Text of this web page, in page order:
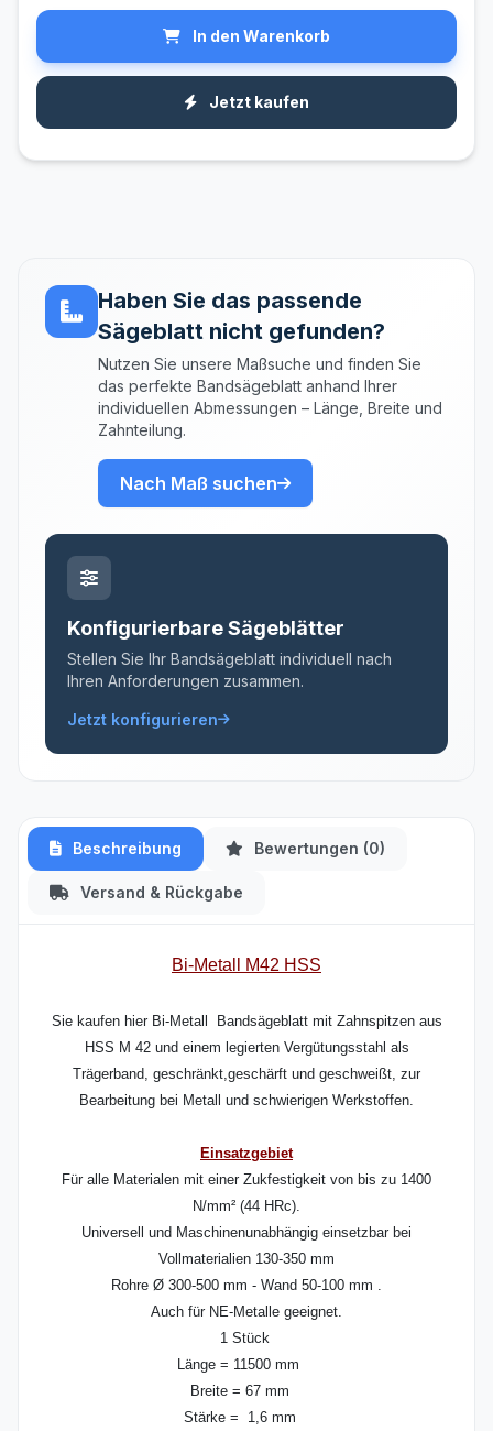
In den Warenkorb
Jetzt kaufen
Haben Sie das passende
Sägeblatt nicht gefunden?
Nutzen Sie unsere Maßsuche und finden Sie
das perfekte Bandsägeblatt anhand Ihrer
individuellen Abmessungen – Länge, Breite und
Zahnteilung.
Nach Maß suchen
Konfigurierbare Sägeblätter
Stellen Sie Ihr Bandsägeblatt individuell nach
Ihren Anforderungen zusammen.
Jetzt konfigurieren
Beschreibung Bewertungen (0)
Versand & Rückgabe
Bi-Metall M42 HSS
Sie kaufen hier Bi-Metall Bandsägeblatt mit Zahnspitzen aus
HSS M 42 und einem legierten Vergütungsstahl als
Trägerband, geschränkt,geschärft und geschweißt, zur
Bearbeitung bei Metall und schwierigen Werkstoffen.
Einsatzgebiet
Für alle Materialen mit einer Zukfestigkeit von bis zu 1400
N/mm² (44 HRc).
Universell und Maschinenunabhängig einsetzbar bei
Vollmaterialien 130-350 mm
Rohre Ø 300-500 mm - Wand 50-100 mm .
Auch für NE-Metalle geeignet.
1 Stück
Länge = 11500 mm
Breite = 67 mm
Stärke = 1,6 mm